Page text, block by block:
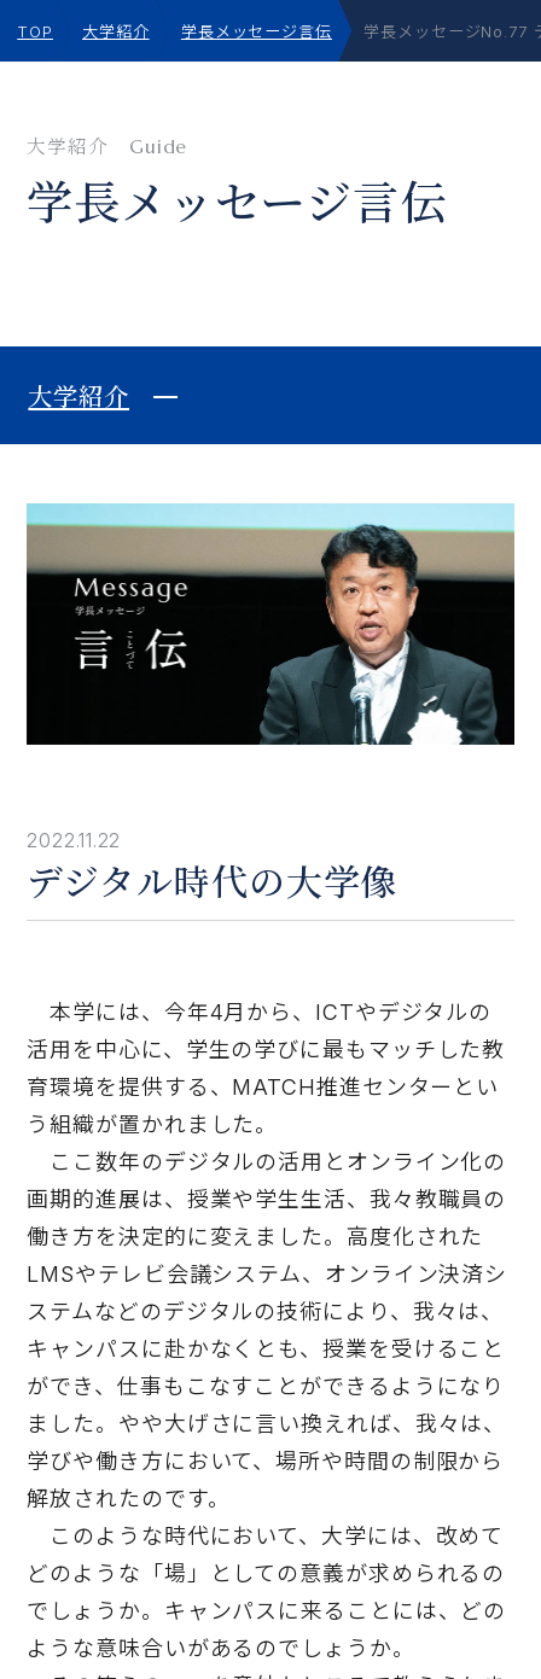
TOP 大学紹介 学長メッセージ言伝 学長メッセージNo.77
大学紹介 Guide
学⻑メッセージ⾔伝
大学紹介
2022.11.22
デジタル時代の大学像
本学には、今年4月から、ICTやデジタルの
活用を中心に、学生の学びに最もマッチした教
育環境を提供する、MATCH推進センターとい
う組織が置かれました。
ここ数年のデジタルの活用とオンライン化の
画期的進展は、授業や学生生活、我々教職員の
働き方を決定的に変えました。高度化された
LMSやテレビ会議システム、オンライン決済シ
ステムなどのデジタルの技術により、我々は、
キャンパスに赴かなくとも、授業を受けること
ができ、仕事もこなすことができるようになり
ました。やや大げさに言い換えれば、我々は、
学びや働き方において、場所や時間の制限から
解放されたのです。
このような時代において、大学には、改めて
どのような「場」としての意義が求められるの
でしょうか。キャンパスに来ることには、どの
ような意味合いがあるのでしょうか。